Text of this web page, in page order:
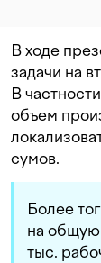
В ходе
задачи на
В
объем
сумов.
Более
на общую
тыс.